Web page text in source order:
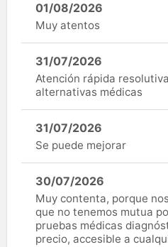
01/08/2026
Muy atentos
31/07/2026
Atención rápida
alternativas médicas
31/07/2026
Se puede mejorar
30/07/2026
Muy contenta, porque
que no tenemos mutua
pruebas médicas
precio, accesible a